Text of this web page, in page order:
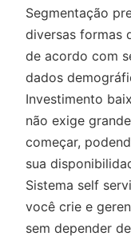
Segmentação
diversas formas
de acordo com
dados
Investimento
não exige
começar,
sua
Sistema self
você crie e
sem depender